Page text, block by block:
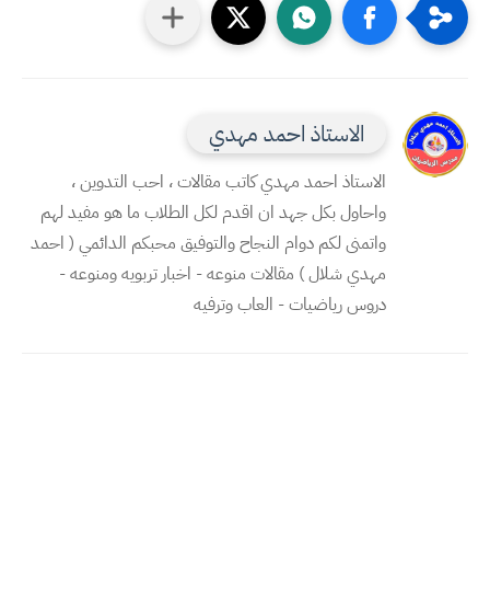
الاستاذ احمد مهدي
الاستاذ احمد مهدي كاتب مقالات ، احب التدوين ،
واحاول بكل جهد ان اقدم لكل الطلاب ما هو مفيد لهم
واتمنى لكم دوام النجاح والتوفيق محبكم الدائمي ( احمد
مهدي شلال ) مقالات منوعه - اخبار تربويه ومنوعه -
دروس رياضيات - العاب وترفيه